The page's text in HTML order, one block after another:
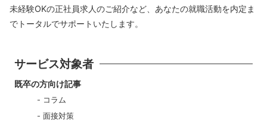
未経験OKの正社員求人のご紹介など、あなたの就職活動を内定ま
でトータルでサポートいたします。
サービス対象者
既卒の方向け記事
コラム
面接対策